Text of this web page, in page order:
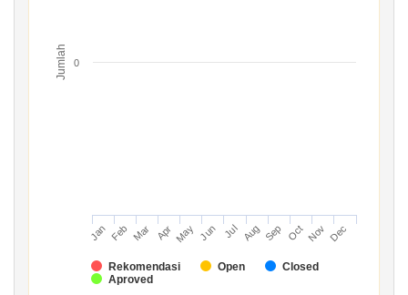
Jumlah
Rekomendasi Open
Closed
Aproved
Jan Feb Mar Apr May Jun Jul Aug Sep Oct Nov Dec
0